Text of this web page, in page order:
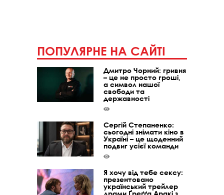
ПОПУЛЯРНЕ НА САЙТІ
Дмитро Чорний: гривня
– це не просто гроші,
а символ нашої
свободи та
державності
Сергій Степаненко:
сьогодні знімати кіно в
Україні – це щоденний
подвиг усієї команди
Я хочу від тебе сексу:
презентовано
український трейлер
драми Ґреґґа Аракі з